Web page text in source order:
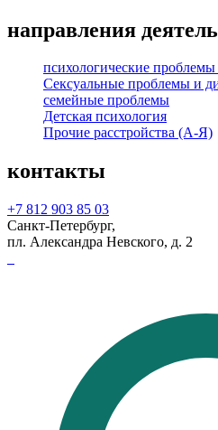
направления
психологические
Сексуальные проблемы и
семейные проблемы
Детская психология
Прочие расстройства (А-Я)
контакты
+7 812 903 85 03
Санкт-Петербург,
пл. Александра Невского, д. 2